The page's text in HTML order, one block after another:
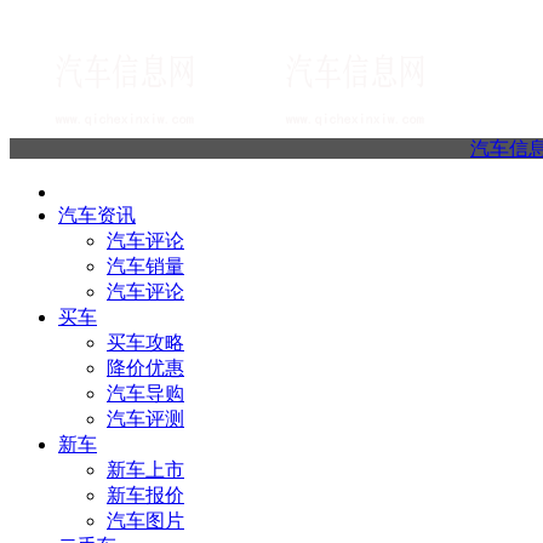
汽车信
汽车资讯
汽车评论
汽车销量
汽车评论
买车
买车攻略
降价优惠
汽车导购
汽车评测
新车
新车上市
新车报价
汽车图片